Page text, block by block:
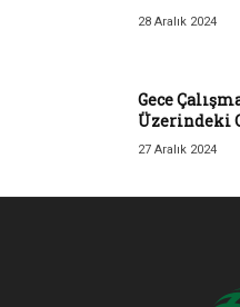
28 Aralık 2024
Gece
Üzerindeki
27 Aralık 2024